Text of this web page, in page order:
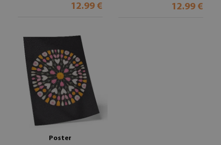
12.99 € 12.99 €
Poster